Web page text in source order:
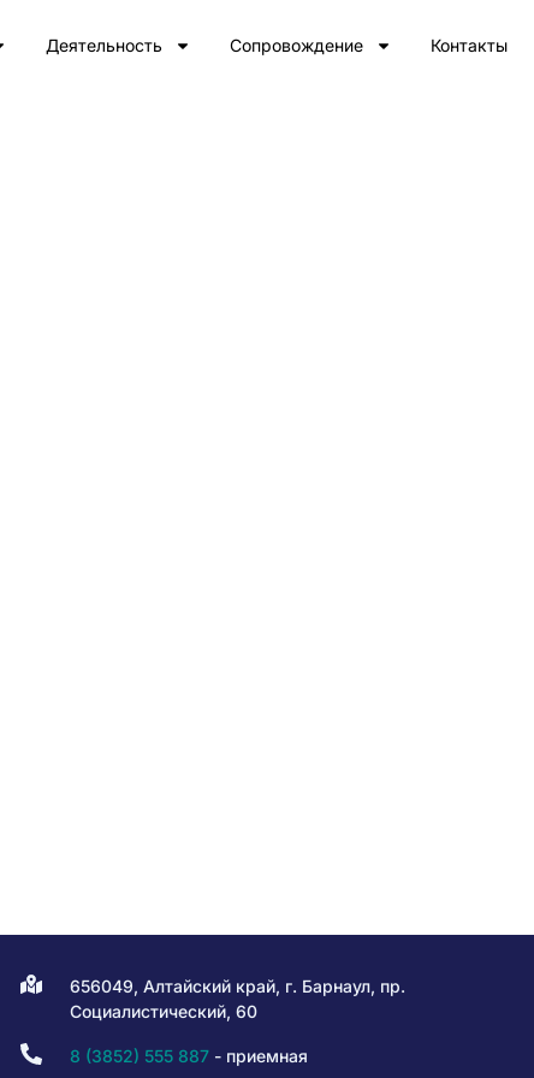
Деятельность Сопровождение Контакты
656049, Алтайский край, г. Барнаул, пр.
Социалистический, 60
8 (3852) 555 887- приемная